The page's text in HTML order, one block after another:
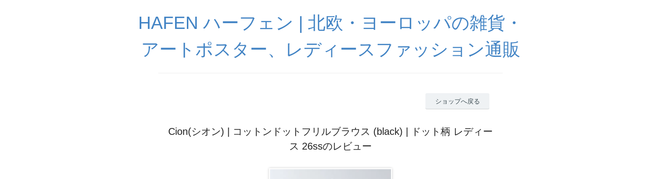
HAFEN ハーフェン | 北欧・ヨーロッパの雑貨・
アートポスター、レディースファッション通販
ショップへ戻る
Cion(シオン) | コットンドットフリルブラウス (black) | ドット柄 レディー
ス 26ssのレビュー